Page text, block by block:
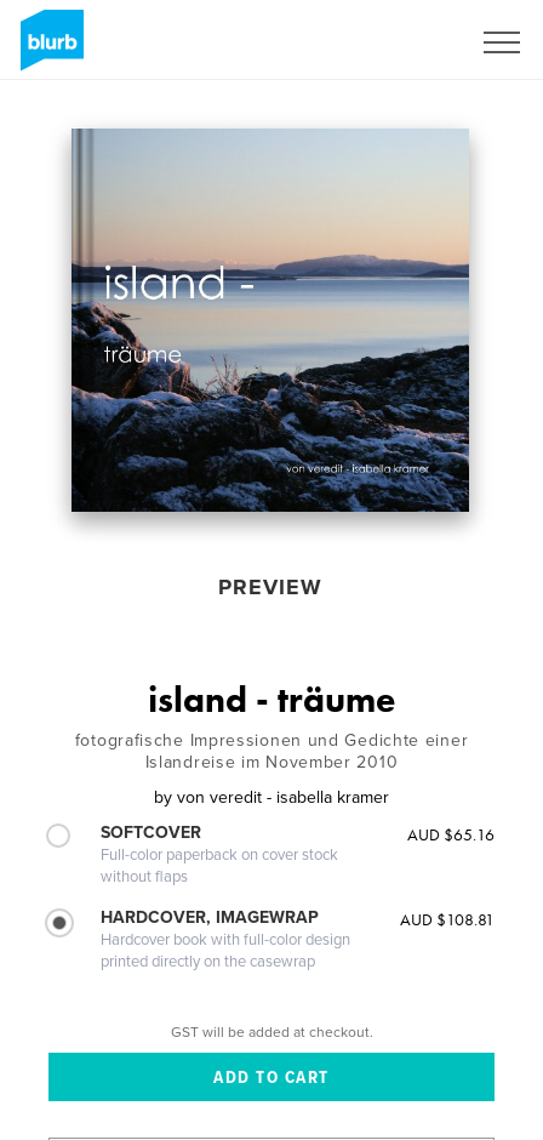
PREVIEW
island - träume
fotografische Impressionen und Gedichte einer
Islandreise im November 2010
by von veredit - isabella kramer
SOFTCOVER
Full-color paperback on cover stock
without flaps
AUD $65.16
HARDCOVER, IMAGEWRAP
Hardcover book with full-color design
printed directly on the casewrap
AUD $108.81
GST will be added at checkout.